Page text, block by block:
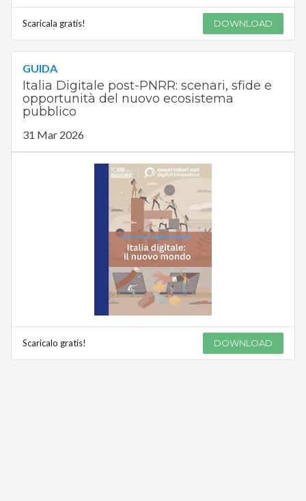
Scaricala gratis! DOWNLOAD
GUIDA
Italia Digitale post-PNRR: scenari, sfide e
opportunità del nuovo ecosistema
pubblico
31 Mar 2026
Scaricalo gratis! DOWNLOAD